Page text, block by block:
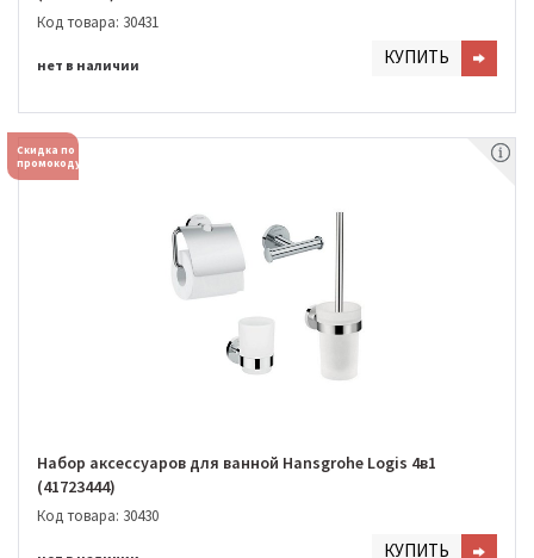
Код товара: 30431
нет в наличии КУПИТЬ
Скидка по
промокоду
Набор аксессуаров для ванной Hansgrohe Logis 4в1
(41723444)
Код товара: 30430
КУПИТЬ